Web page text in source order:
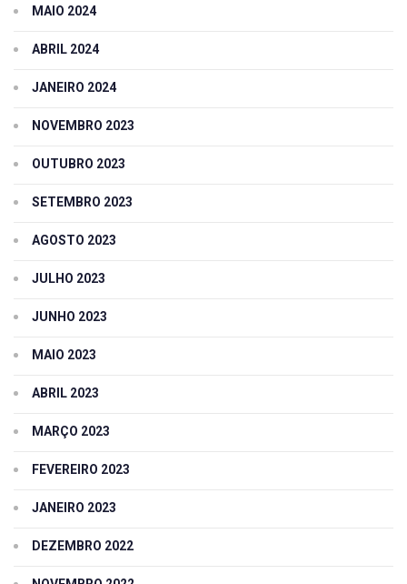
MAIO 2024
ABRIL 2024
JANEIRO 2024
NOVEMBRO 2023
OUTUBRO 2023
SETEMBRO 2023
AGOSTO 2023
JULHO 2023
JUNHO 2023
MAIO 2023
ABRIL 2023
MARÇO 2023
FEVEREIRO 2023
JANEIRO 2023
DEZEMBRO 2022